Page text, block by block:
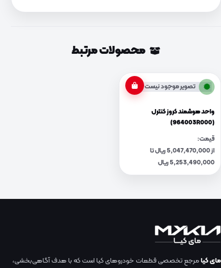
محصولات مرتبط
تصویر موجود نیست
واحد هوشمند کروز کنترل
(964003R000)
قیمت:
از 5,047,470,000 ریال تا
5,253,490,000 ریال
مای کیامرجع تخصصی قطعات خودروهای کیا است که با هدف آگاهی‌بخشی،